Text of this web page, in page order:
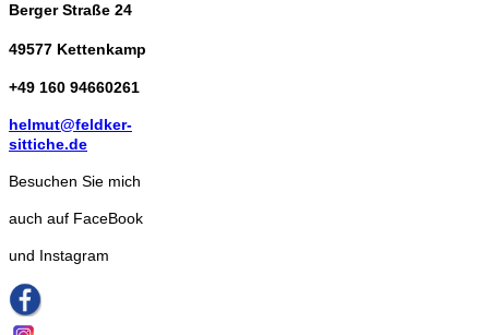
Berger Straße 24
49577 Kettenkamp
+49 160 94660261
helmut@feldker-
sittiche.de
Besuchen Sie mich
auch auf FaceBook
und Instagram